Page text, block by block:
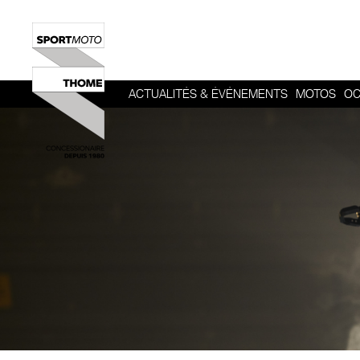
ACTUALITÉS & ÉVÉNEMENTS MOTOS